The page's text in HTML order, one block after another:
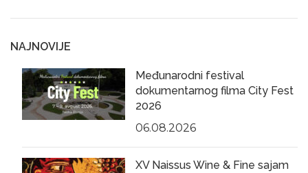
NAJNOVIJE
Međunarodni festival
dokumentarnog filma City Fest
2026
06.08.2026
XV Naissus Wine & Fine sajam